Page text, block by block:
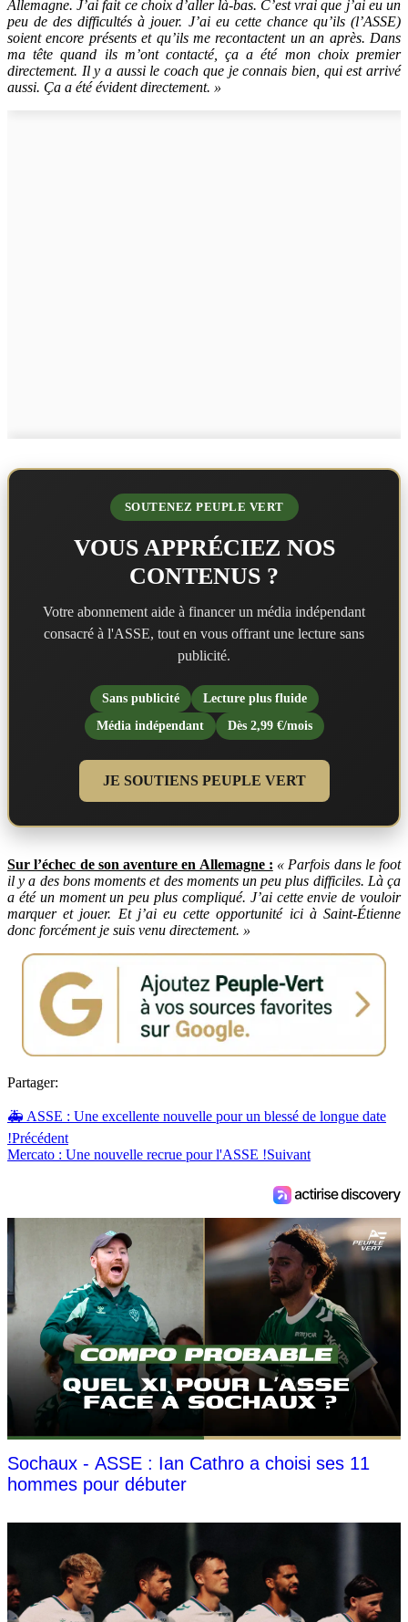
Allemagne. J’ai fait ce choix d’aller là-bas. C’est vrai que j’ai eu un
peu de des difficultés à jouer. J’ai eu cette chance qu’ils (l’ASSE)
soient encore présents et qu’ils me recontactent un an après. Dans
ma tête quand ils m’ont contacté, ça a été mon choix premier
directement. Il y a aussi le coach que je connais bien, qui est arrivé
aussi. Ça a été évident directement. »
SOUTENEZ PEUPLE VERT
VOUS APPRÉCIEZ NOS
CONTENUS ?
Votre abonnement aide à financer un média indépendant
consacré à l'ASSE, tout en vous offrant une lecture sans
publicité.
Sans publicité
Lecture plus fluide
Média indépendant
Dès 2,99 €/mois
JE SOUTIENS PEUPLE VERT
Sur l’échec de son aventure en Allemagne : « Parfois dans le foot
il y a des bons moments et des moments un peu plus difficiles. Là ça
a été un moment un peu plus compliqué. J’ai cette envie de vouloir
marquer et jouer. Et j’ai eu cette opportunité ici à Saint-Étienne
donc forcément je suis venu directement. »
Partager:
🚑 ASSE : Une excellente nouvelle pour un blessé de longue date
!Précédent
Mercato : Une nouvelle recrue pour l'ASSE !Suivant
Sochaux - ASSE : Ian Cathro a choisi ses 11
hommes pour débuter